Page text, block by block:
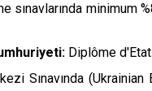
sınavlarında minimum
Diplôme
Sınavında